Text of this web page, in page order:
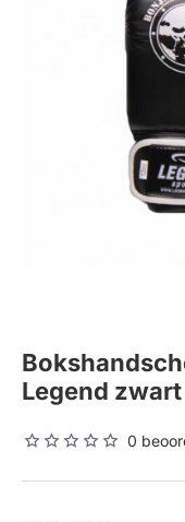
Legend
0